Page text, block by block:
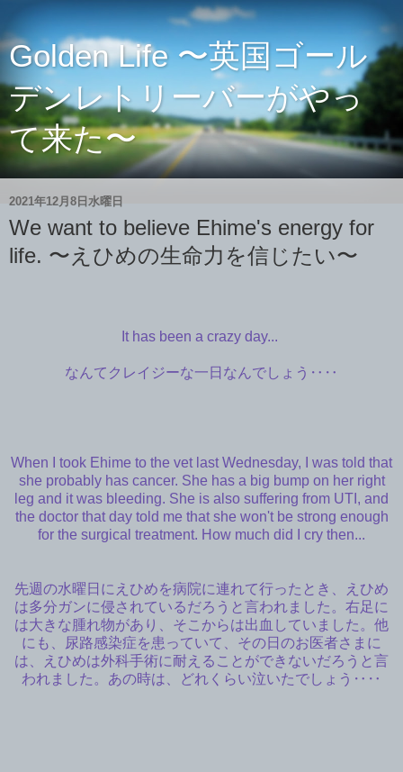
Golden Life 〜英国ゴール
デンレトリーバーがやっ
て来た〜
2021年12月8日水曜日
We want to believe Ehime's energy for
life. 〜えひめの生命力を信じたい〜
It has been a crazy day...
なんてクレイジーな一日なんでしょう‥‥
When I took Ehime to the vet last Wednesday, I was told that
she probably has cancer. She has a big bump on her right
leg and it was bleeding. She is also suffering from UTI, and
the doctor that day told me that she won't be strong enough
for the surgical treatment. How much did I cry then...
先週の水曜日にえひめを病院に連れて行ったとき、えひめ
は多分ガンに侵されているだろうと言われました。右足に
は大きな腫れ物があり、そこからは出血していました。他
にも、尿路感染症を患っていて、その日のお医者さまに
は、えひめは外科手術に耐えることができないだろうと言
われました。あの時は、どれくらい泣いたでしょう‥‥